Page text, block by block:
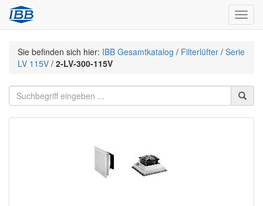
Sie befinden sich hier: IBB Gesamtkatalog / Filterlüfter / Serie
LV 115V / 2-LV-300-115V